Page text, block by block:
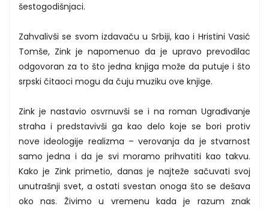
šestogodišnjaci.
Zahvalivši se svom izdavaču u Srbiji, kao i Hristini Vasić
Tomše, Zink je napomenuo da je upravo prevodilac
odgovoran za to što jedna knjiga može da putuje i što
srpski čitaoci mogu da čuju muziku ove knjige.
Zink je nastavio osvrnuvši se i na roman Ugrađivanje
straha i predstavivši ga kao delo koje se bori protiv
nove ideologije realizma – verovanja da je stvarnost
samo jedna i da je svi moramo prihvatiti kao takvu.
Kako je Zink primetio, danas je najteže sačuvati svoj
unutrašnji svet, a ostati svestan onoga što se dešava
oko nas. Živimo u vremenu kada je razum znak